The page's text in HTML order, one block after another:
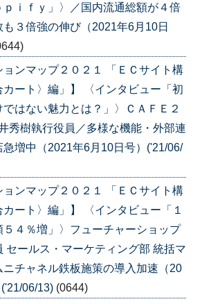
ｐｉｆｙ」〉／国内流通総額が４倍
３倍強の伸び（2021年6月10日
ョンマップ２０２１ 「ＥＣサイト構
ート〉編」】 〈インタビュー「初
はない魅力とは？」〉ＣＡＦＥ２
秀樹執行役員／多様な機能・外部連
増中（2021年6月10日号）('21/06/
ョンマップ２０２１ 「ＥＣサイト構
ート〉編」】 〈インタビュー「１
４％増」〉フューチャーショップ
セールス・マーケティング部 統括マ
ニチャネル鉄板施策の導入加速（20
06/13) (0644)